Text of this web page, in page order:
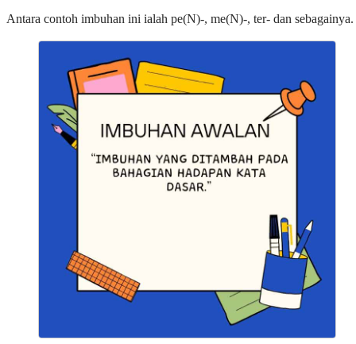
Antara contoh imbuhan ini ialah pe(N)-, me(N)-, ter- dan sebagainya.